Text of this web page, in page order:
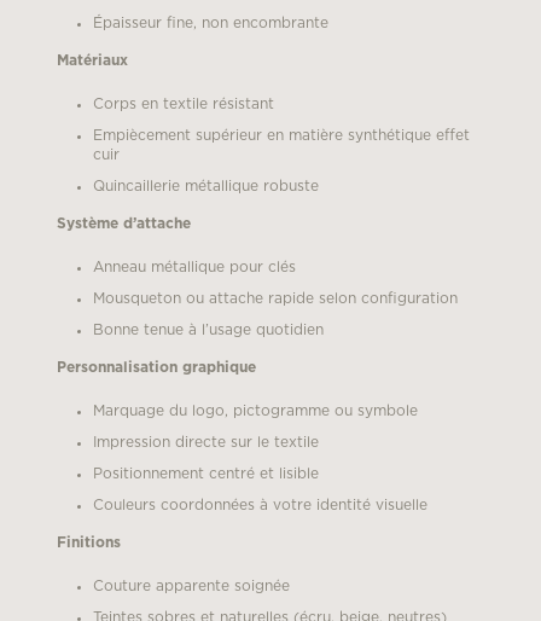
Épaisseur fine, non encombrante
Matériaux
Corps en textile résistant
Empiècement supérieur en matière synthétique effet
cuir
Quincaillerie métallique robuste
Système d’attache
Anneau métallique pour clés
Mousqueton ou attache rapide selon configuration
Bonne tenue à l’usage quotidien
Personnalisation graphique
Marquage du logo, pictogramme ou symbole
Impression directe sur le textile
Positionnement centré et lisible
Couleurs coordonnées à votre identité visuelle
Finitions
Couture apparente soignée
Teintes sobres et naturelles (écru, beige, neutres)